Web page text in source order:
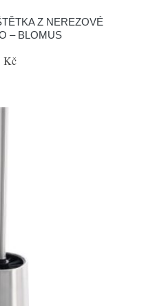
Z NEREZOVÉ
– BLOMUS
Kč